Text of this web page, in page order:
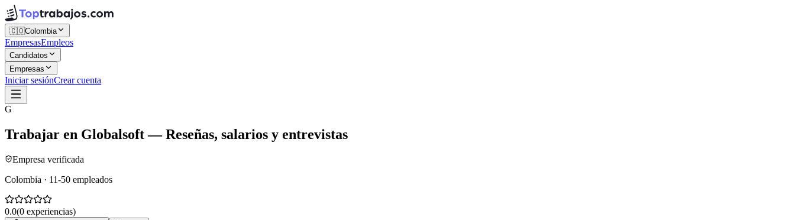
🇨🇴Colombia
EmpresasEmpleos
Candidatos
Empresas
Iniciar sesiónCrear cuenta
G
Trabajar en Globalsoft— Reseñas, salarios y entrevistas
Empresa verificada
Colombia · 11-50 empleados
0.0(0 experiencias)